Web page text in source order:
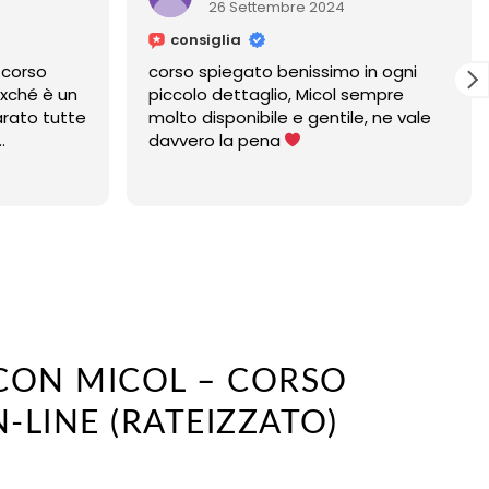
benissimo in ogni
Micol sempre
e gentile, ne vale
pena
Micol è un'insegnante
MICOL – CORSO
LINE (RATEIZZATO)